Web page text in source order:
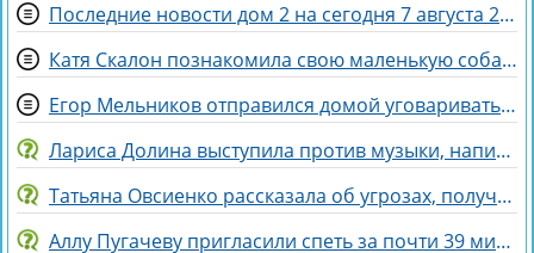
Последние новости дом 2 на сегодня 7 августа 2026
Катя Скалон познакомила свою маленькую собаку Еву с большим другом Женей
Егор Мельников отправился домой уговаривать родителей на знакомство с Вероникой Гракович
Лариса Долина выступила против музыки, написанной искусственным интеллектом
Татьяна Овсиенко рассказала об угрозах, полученных мамой
Аллу Пугачеву пригласили спеть за почти 39 миллионов рублей